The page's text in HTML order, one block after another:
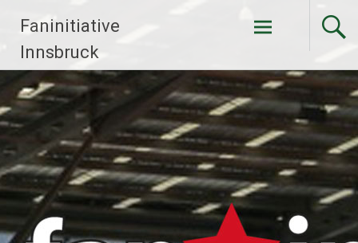
Faninitiative
Innsbruck
zum
Inhalt